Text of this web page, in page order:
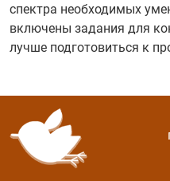
спектра необходимых
включены задания для
лучше подготовиться к